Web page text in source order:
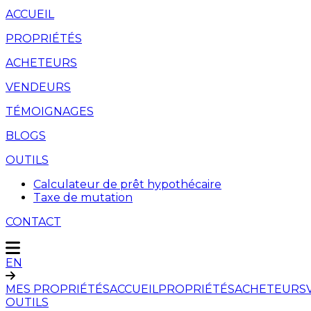
ACCUEIL
PROPRIÉTÉS
ACHETEURS
VENDEURS
TÉMOIGNAGES
BLOGS
OUTILS
Calculateur de prêt hypothécaire
Taxe de mutation
CONTACT
EN
MES PROPRIÉTÉSACCUEILPROPRIÉTÉSACHETEURS
OUTILS